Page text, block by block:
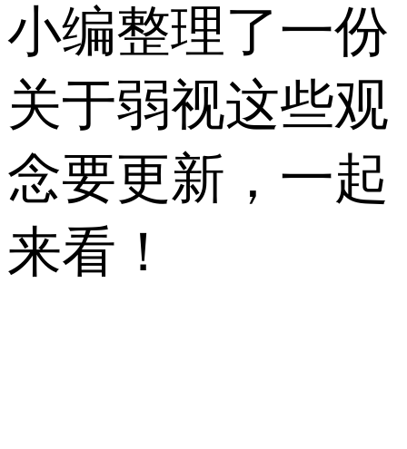
小编整理了一份
关于弱视这些观
念要更新，一起
来看！